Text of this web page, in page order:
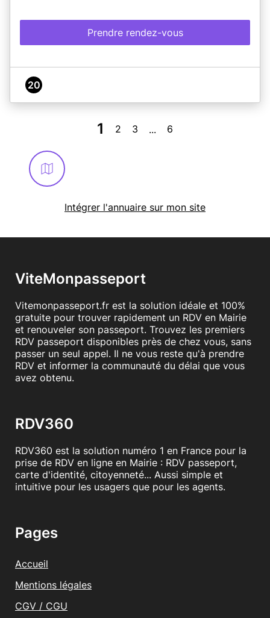
Prendre rendez-vous
20
1 2 3 ... 6
Intégrer l'annuaire sur mon site
ViteMonpasseport
Vitemonpasseport.fr est la solution idéale et 100%
gratuite pour trouver rapidement un RDV en Mairie
et renouveler son passeport. Trouvez les premiers
RDV passeport disponibles près de chez vous, sans
passer un seul appel. Il ne vous reste qu'à prendre
RDV et informer la communauté du délai que vous
avez obtenu.
RDV360
RDV360 est la solution numéro 1 en France pour la
prise de RDV en ligne en Mairie : RDV passeport,
carte d'identité, citoyenneté... Aussi simple et
intuitive pour les usagers que pour les agents.
Pages
Accueil
Mentions légales
CGV / CGU